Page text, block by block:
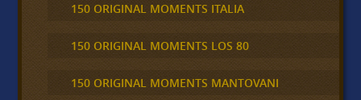
150 ORIGINAL MOMENTS ITALIA
150 ORIGINAL MOMENTS LOS 80
150 ORIGINAL MOMENTS MANTOVANI